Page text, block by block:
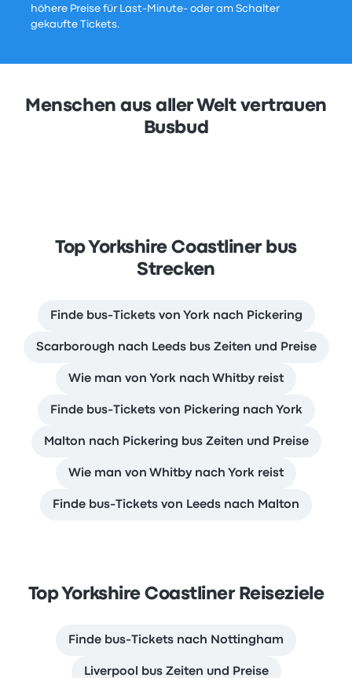
höhere Preise für Last-Minute- oder am Schalter
gekaufte Tickets.
Menschen aus aller Welt vertrauen
Busbud
Top Yorkshire Coastliner bus
Strecken
Finde bus-Tickets von York nach Pickering
Scarborough nach Leeds bus Zeiten und Preise
Wie man von York nach Whitby reist
Finde bus-Tickets von Pickering nach York
Malton nach Pickering bus Zeiten und Preise
Wie man von Whitby nach York reist
Finde bus-Tickets von Leeds nach Malton
Top Yorkshire Coastliner Reiseziele
Finde bus-Tickets nach Nottingham
Liverpool bus Zeiten und Preise